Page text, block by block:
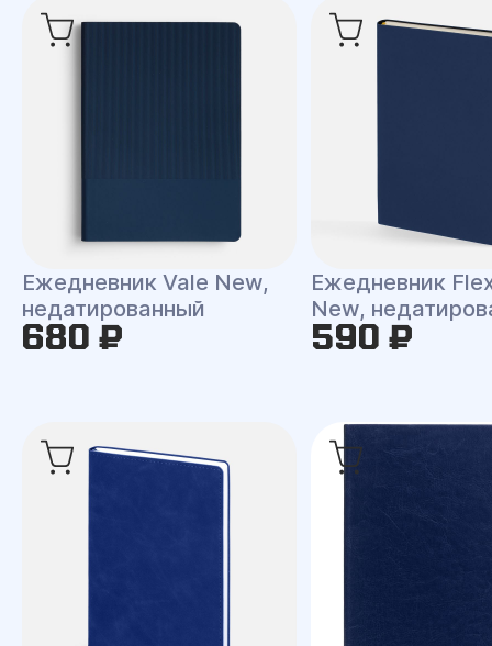
Ежедневник Vale New,
недатированный
680 ₽
Ежедневник
New,
590 ₽